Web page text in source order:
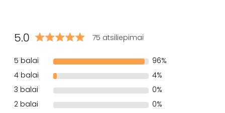
5.0 75 atsiliepimai
5 balai
96%
4 balai
4%
3 balai
0%
2 balai
0%